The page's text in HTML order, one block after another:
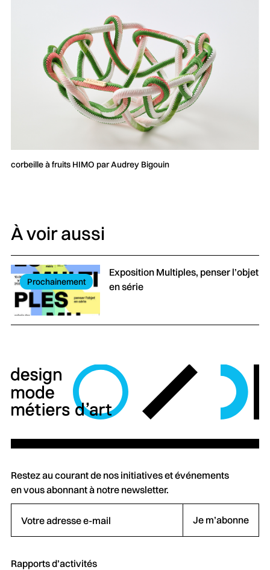
corbeille à fruits HIMO par Audrey Bigouin
À voir aussi
Prochainement
Exposition Multiples, penser l’objet
en série
Restez au courant de nos initiatives et événements
en vous abonnant à notre newsletter.
Je m’abonne
Rapports d’activités